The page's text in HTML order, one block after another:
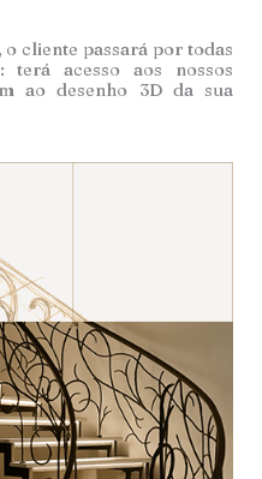
o cliente passará por todas
terá acesso aos nossos
ao desenho 3D da sua